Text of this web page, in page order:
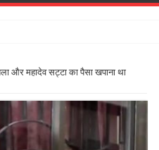
और महादेव सट्टा का पैसा खपाना था